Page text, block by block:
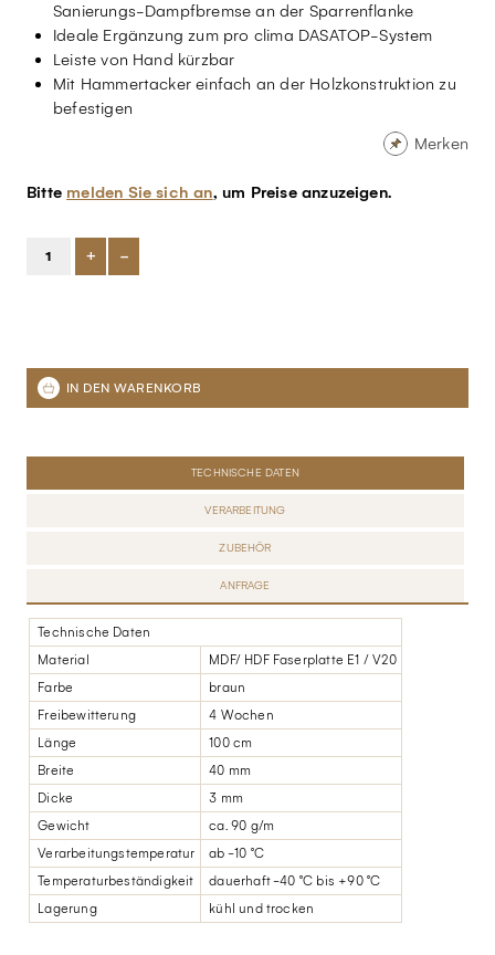
Sanierungs-Dampfbremse an der Sparrenflanke
Ideale Ergänzung zum pro clima DASATOP-System
Leiste von Hand kürzbar
Mit Hammertacker einfach an der Holzkonstruktion zu
befestigen
Merken
Bitte melden Sie sich an, um Preise anzuzeigen.
+ -
TECHNISCHE DATEN
VERARBEITUNG
ZUBEHÖR
ANFRAGE
Technische Daten
Material
MDF/ HDF Faserplatte E1 / V20
Farbe
braun
Freibewitterung
4 Wochen
Länge
100 cm
Breite
40 mm
Dicke
3 mm
Gewicht
ca. 90 g/m
Verarbeitungstemperatur
ab -10 °C
Temperaturbeständigkeit
dauerhaft -40 °C bis +90 °C
Lagerung
kühl und trocken